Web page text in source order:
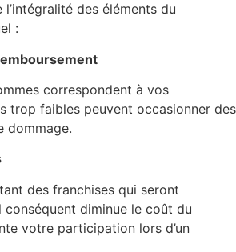
l’intégralité des éléments du
:
correspondent à vos
trop faibles peuvent occasionner des
dommage.
des franchises qui seront
conséquent diminue le coût du
votre participation lors d’un